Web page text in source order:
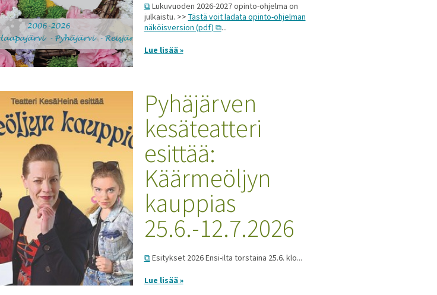
Lukuvuoden 2026-2027 opinto-ohjelma on
julkaistu. >> Tästä voit ladata opinto-ohjelman
näköisversion (pdf)
...
Lue lisää »
Pyhäjärven
kesäteatteri
esittää:
Käärmeöljyn
kauppias
25.6.-12.7.2026
Esitykset 2026 Ensi-ilta torstaina 25.6. klo...
Lue lisää »